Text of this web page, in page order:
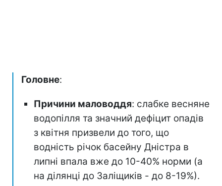
Головне:
Причини маловоддя: слабке весняне
водопілля та значний дефіцит опадів
з квітня призвели до того, що
водність річок басейну Дністра в
липні впала вже до 10-40% норми (а
на ділянці до Заліщиків - до 8-19%).